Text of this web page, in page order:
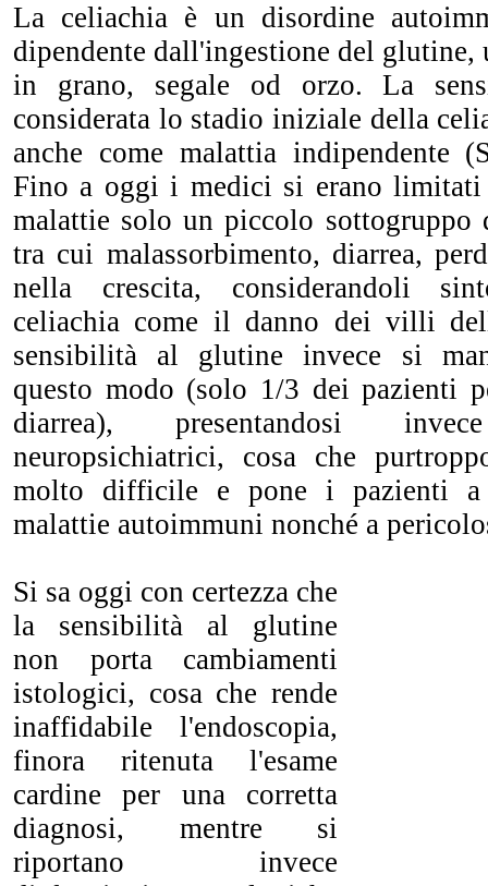
La celiachia è un disordine
dipendente dall'ingestione del glutine,
in grano, segale od orzo. La
considerata lo stadio iniziale della
anche come malattia indipendente
Fino a oggi i medici si erano limitati
malattie solo un piccolo
tra cui malassorbimento, diarrea,
nella crescita, considerandoli
celiachia come il danno dei villi
sensibilità al glutine invece si
questo modo (solo 1/3 dei pazienti
diarrea), presentandosi
neuropsichiatrici, cosa che
molto difficile e pone i pazienti
malattie autoimmuni nonché a
Si sa oggi con certezza che
la sensibilità al glutine
non porta cambiamenti
istologici, cosa che rende
inaffidabile l'endoscopia,
finora ritenuta l'esame
cardine per una corretta
diagnosi, mentre si
riportano invece